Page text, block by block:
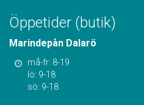
Öppetider (butik)
Marindepån Dalarö
må-fr: 8-19
lö: 9-18
sö: 9-18